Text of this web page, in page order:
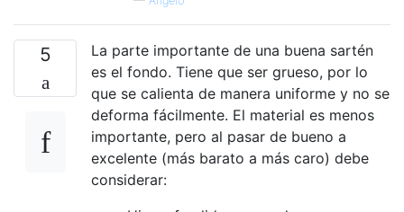
5
La parte importante de una buena sartén
es el fondo. Tiene que ser grueso, por lo
que se calienta de manera uniforme y no se
deforma fácilmente. El material es menos
importante, pero al pasar de bueno a
excelente (más barato a más caro) debe
considerar: